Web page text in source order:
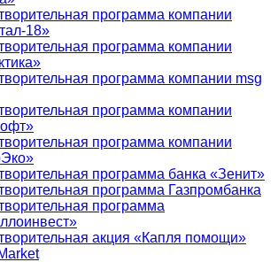
программа компании
18»
программа компании
программа компании msg
программа компании
программа компании
программа банка «Зенит»
программа Газпромбанка
программа
акция «Капля помощи»